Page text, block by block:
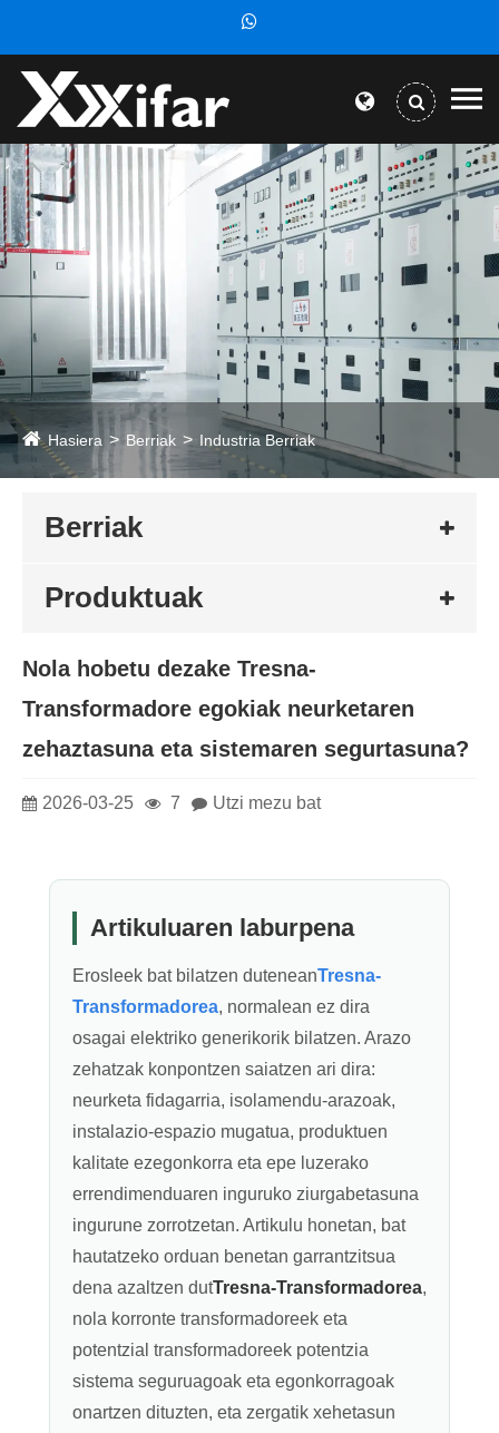
Hasiera Berriak Industria Berriak
Berriak
Produktuak
Nola hobetu dezake Tresna-
Transformadore egokiak neurketaren
zehaztasuna eta sistemaren segurtasuna?
2026-03-25 7 Utzi mezu bat
Artikuluaren laburpena
Erosleek bat bilatzen duteneanTresna-
Transformadorea, normalean ez dira
osagai elektriko generikorik bilatzen. Arazo
zehatzak konpontzen saiatzen ari dira:
neurketa fidagarria, isolamendu-arazoak,
instalazio-espazio mugatua, produktuen
kalitate ezegonkorra eta epe luzerako
errendimenduaren inguruko ziurgabetasuna
ingurune zorrotzetan. Artikulu honetan, bat
hautatzeko orduan benetan garrantzitsua
dena azaltzen dutTresna-Transformadorea,
nola korronte transformadoreek eta
potentzial transformadoreek potentzia
sistema seguruagoak eta egonkorragoak
onartzen dituzten, eta zergatik xehetasun